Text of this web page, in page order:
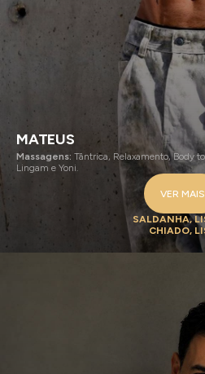
MATEUS
Massagens: Tântrica, Relaxamento, Body
Lingam e Yoni.
VER MAIS
SALDANHA,
CHIADO,